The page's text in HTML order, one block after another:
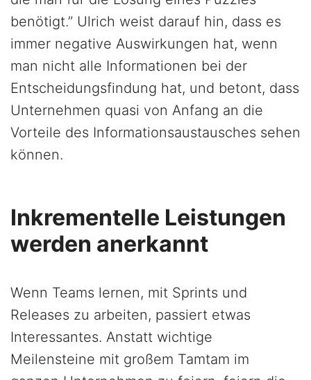
benötigt.” Ulrich weist darauf hin, dass es
immer negative Auswirkungen hat, wenn
man nicht alle Informationen bei der
Entscheidungsfindung hat, und betont, dass
Unternehmen quasi von Anfang an die
Vorteile des Informationsaustausches sehen
können.
Inkrementelle Leistungen
werden anerkannt
Wenn Teams lernen, mit Sprints und
Releases zu arbeiten, passiert etwas
Interessantes. Anstatt wichtige
Meilensteine mit großem Tamtam im